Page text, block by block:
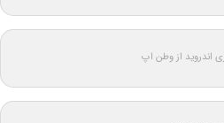
اندروید از وطن اپ